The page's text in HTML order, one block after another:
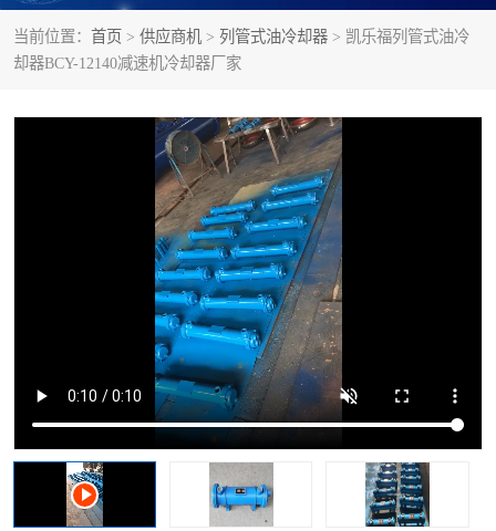
当前位置： 首页 > 供应商机 > 列管式油冷却器 > 凯乐福列管式油冷
却器BCY-12140减速机冷却器厂家
柱塞泵 方向阀
电机
列管式油冷却器